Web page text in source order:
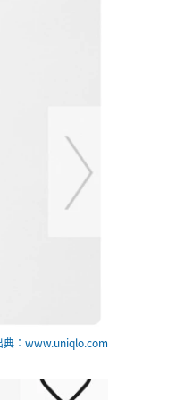
典：www.uniqlo.com